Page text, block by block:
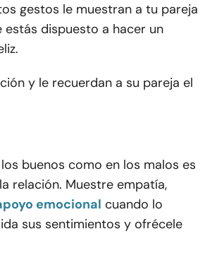
gestos le muestran a tu pareja
estás dispuesto a hacer un
y le recuerdan a su pareja el
buenos como en los malos es
relación. Muestre empatía,
emocional cuando lo
sus sentimientos y ofrécele